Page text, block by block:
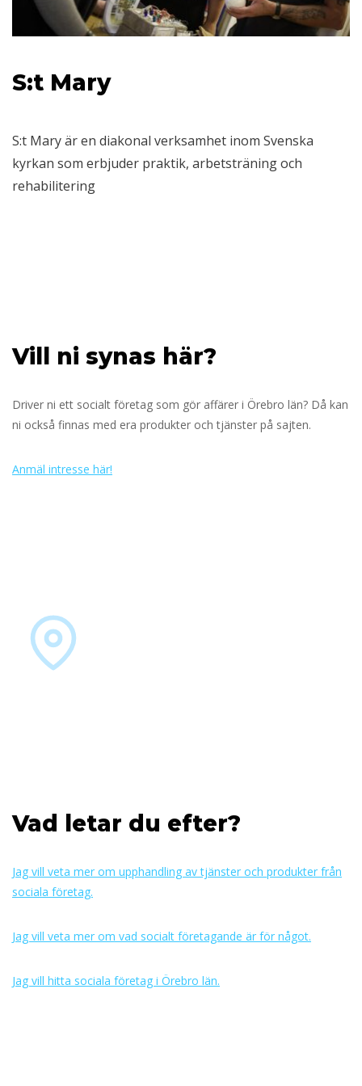
S:t Mary
S:t Mary är en diakonal verksamhet inom Svenska
kyrkan som erbjuder praktik, arbetsträning och
rehabilitering
Vill ni synas här?
Driver ni ett socialt företag som gör affärer i Örebro län? Då kan
ni också finnas med era produkter och tjänster på sajten.
Anmäl intresse här!
Vad letar du efter?
Jag vill veta mer om upphandling av tjänster och produkter från
sociala företag.
Jag vill veta mer om vad socialt företagande är för något.
Jag vill hitta sociala företag i Örebro län.